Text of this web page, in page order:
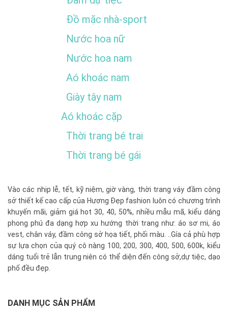
Đồ mặc nhà-sport
Nước hoa nữ
Nước hoa nam
Aó khoác nam
Giày tây nam
Aó khoác cặp
Thời trang bé trai
Thời trang bé gái
Vào các nhịp lễ, tết, kỹ niệm, giờ vàng, thời trang váy đầm công
sở thiết kế cao cấp của Hương Đẹp fashion luôn có chương trình
khuyến mãi, giảm giá hot 30, 40, 50%, nhiều mẫu mã, kiểu dáng
phong phú đa dạng hợp xu hướng thời trang như: áo sơ mi, áo
vest, chân váy, đầm công sở họa tiết, phối màu. ..Gía cả phù hợp
sự lựa chọn của quý cô nàng 100, 200, 300, 400, 500, 600k, kiểu
dáng tuổi trẻ lẫn trung niên có thể diện đến công sở,dự tiệc, dạo
phố đều đẹp.
DANH MỤC SẢN PHẨM